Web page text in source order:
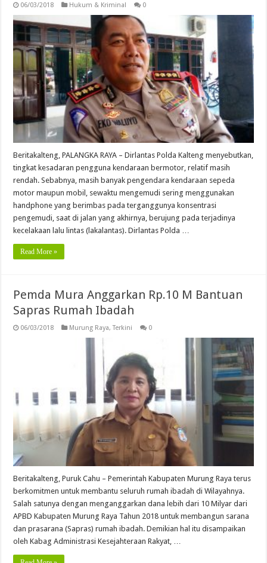
06/03/2018 Hukum & Kriminal 0
Beritakalteng, PALANGKA RAYA – Dirlantas Polda Kalteng menyebutkan,
tingkat kesadaran pengguna kendaraan bermotor, relatif masih
rendah. Sebabnya, masih banyak pengendara kendaraan sepeda
motor maupun mobil, sewaktu mengemudi sering menggunakan
handphone yang berimbas pada terganggunya konsentrasi
pengemudi, saat di jalan yang akhirnya, berujung pada terjadinya
kecelakaan lalu lintas (lakalantas). Dirlantas Polda …
Read More »
Pemda Mura Anggarkan Rp.10 M Bantuan
Sapras Rumah Ibadah
06/03/2018 Murung Raya,Terkini 0
Beritakalteng, Puruk Cahu – Pemerintah Kabupaten Murung Raya terus
berkomitmen untuk membantu seluruh rumah ibadah di Wilayahnya.
Salah satunya dengan menganggarkan dana lebih dari 10 Milyar dari
APBD Kabupaten Murung Raya Tahun 2018 untuk membangun sarana
dan prasarana (Sapras) rumah ibadah. Demikian hal itu disampaikan
oleh Kabag Administrasi Kesejahteraan Rakyat, …